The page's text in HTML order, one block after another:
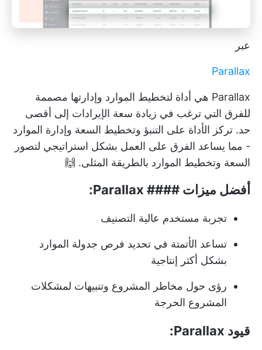
عبر
Parallax
Parallax هي أداة لتخطيط الموارد وإدارتها مصممة
للفرق التي ترغب في زيادة سعة الإيرادات إلى أقصى
حد. تركز الأداة على التنبؤ وتخطيط السعة وإدارة الموارد
- مما يساعد الفرق على العمل بشكل استراتيجي لتصور
السعة وتخطيط الموارد بالطريقة المثلى. 🙌
أفضل ميزات #### Parallax:
تجربة مستخدم عالية التصنيف
تساعد الأتمتة في تحديد فرص جدولة الموارد
بشكل أكثر إنتاجية
رؤى حول مخاطر المشروع وتنبيهات لمشكلات
المشروع الحرجة
قيود Parallax: